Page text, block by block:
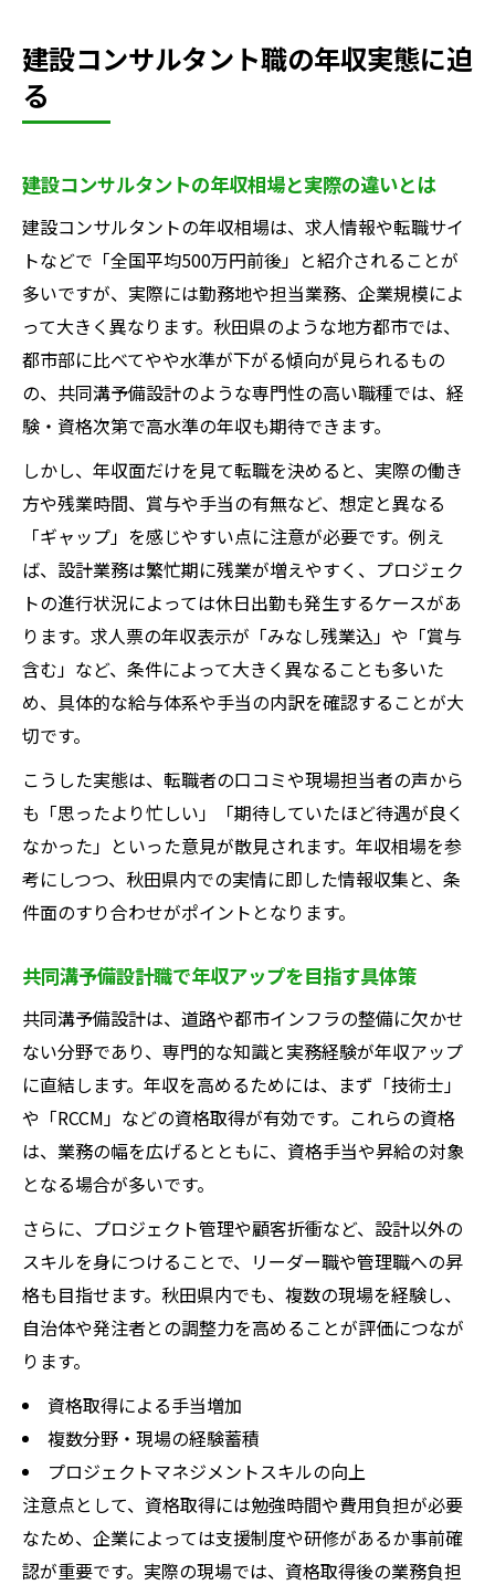
建設コンサルタント職の年収実態に迫
る
建設コンサルタントの年収相場と実際の違いとは
建設コンサルタントの年収相場は、求人情報や転職サイ
トなどで「全国平均500万円前後」と紹介されることが
多いですが、実際には勤務地や担当業務、企業規模によ
って大きく異なります。秋田県のような地方都市では、
都市部に比べてやや水準が下がる傾向が見られるもの
の、共同溝予備設計のような専門性の高い職種では、経
験・資格次第で高水準の年収も期待できます。
しかし、年収面だけを見て転職を決めると、実際の働き
方や残業時間、賞与や手当の有無など、想定と異なる
「ギャップ」を感じやすい点に注意が必要です。例え
ば、設計業務は繁忙期に残業が増えやすく、プロジェク
トの進行状況によっては休日出勤も発生するケースがあ
ります。求人票の年収表示が「みなし残業込」や「賞与
含む」など、条件によって大きく異なることも多いた
め、具体的な給与体系や手当の内訳を確認することが大
切です。
こうした実態は、転職者の口コミや現場担当者の声から
も「思ったより忙しい」「期待していたほど待遇が良く
なかった」といった意見が散見されます。年収相場を参
考にしつつ、秋田県内での実情に即した情報収集と、条
件面のすり合わせがポイントとなります。
共同溝予備設計職で年収アップを目指す具体策
共同溝予備設計は、道路や都市インフラの整備に欠かせ
ない分野であり、専門的な知識と実務経験が年収アップ
に直結します。年収を高めるためには、まず「技術士」
や「RCCM」などの資格取得が有効です。これらの資格
は、業務の幅を広げるとともに、資格手当や昇給の対象
となる場合が多いです。
さらに、プロジェクト管理や顧客折衝など、設計以外の
スキルを身につけることで、リーダー職や管理職への昇
格も目指せます。秋田県内でも、複数の現場を経験し、
自治体や発注者との調整力を高めることが評価につなが
ります。
資格取得による手当増加
複数分野・現場の経験蓄積
プロジェクトマネジメントスキルの向上
注意点として、資格取得には勉強時間や費用負担が必要
なため、企業によっては支援制度や研修があるか事前確
認が重要です。実際の現場では、資格取得後の業務負担